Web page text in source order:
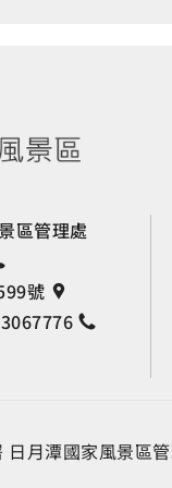
區管理處
號
日月潭國家風景區